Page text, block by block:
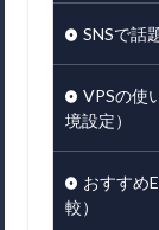
SNSで話
VPSの使
境設定）
おすすめ
較）